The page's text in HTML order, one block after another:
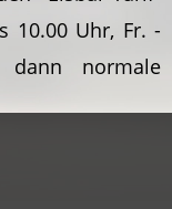
10.00 Uhr, Fr. -
normale